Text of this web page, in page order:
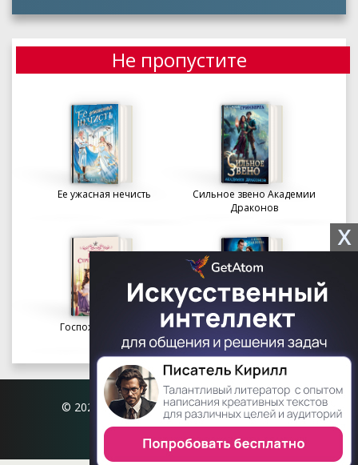
Не пропустите
Ее ужасная нечисть
Сильное звено Академии
Драконов
Госпожа портниха
Осколки вечности в
Академии Судьбы
© 2026 Книгофил.орг | contact@knigofil.org
X